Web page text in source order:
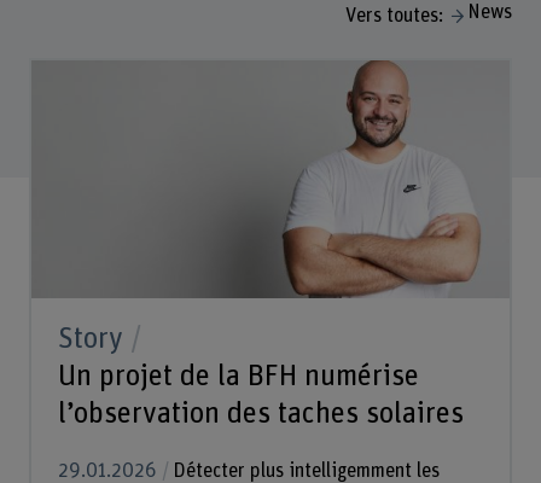
Vers toutes: News
Story
Un projet de la BFH numérise
l’observation des taches solaires
29.01.2026
Détecter plus intelligemment les